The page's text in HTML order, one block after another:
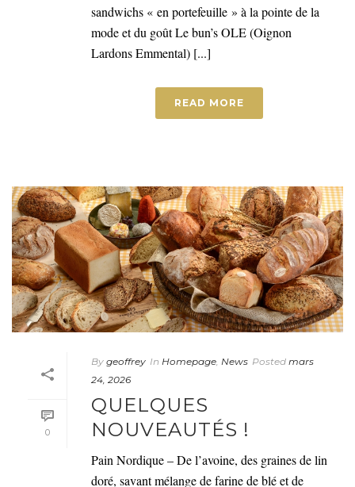
sandwichs « en portefeuille » à la pointe de la
mode et du goût Le bun’s OLE (Oignon
Lardons Emmental) [...]
READ MORE
0
By geoffrey In Homepage, News Posted mars
24, 2026
QUELQUES
NOUVEAUTÉS !
Pain Nordique – De l’avoine, des graines de lin
doré, savant mélange de farine de blé et de